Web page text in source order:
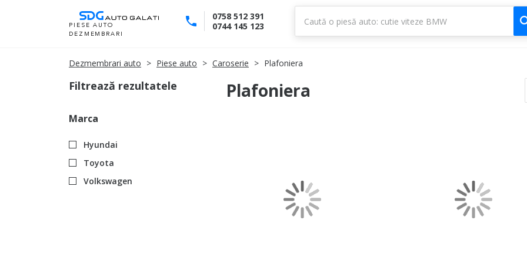
Skip
to
PIESE AUTO
DEZMEMBRARI
0758 512 391
0744 145 123
Dezmembrari auto Piese auto Caroserie Plafoniera
Filtrează rezultatele
Marca
Hyundai
Toyota
Volkswagen
Plafoniera